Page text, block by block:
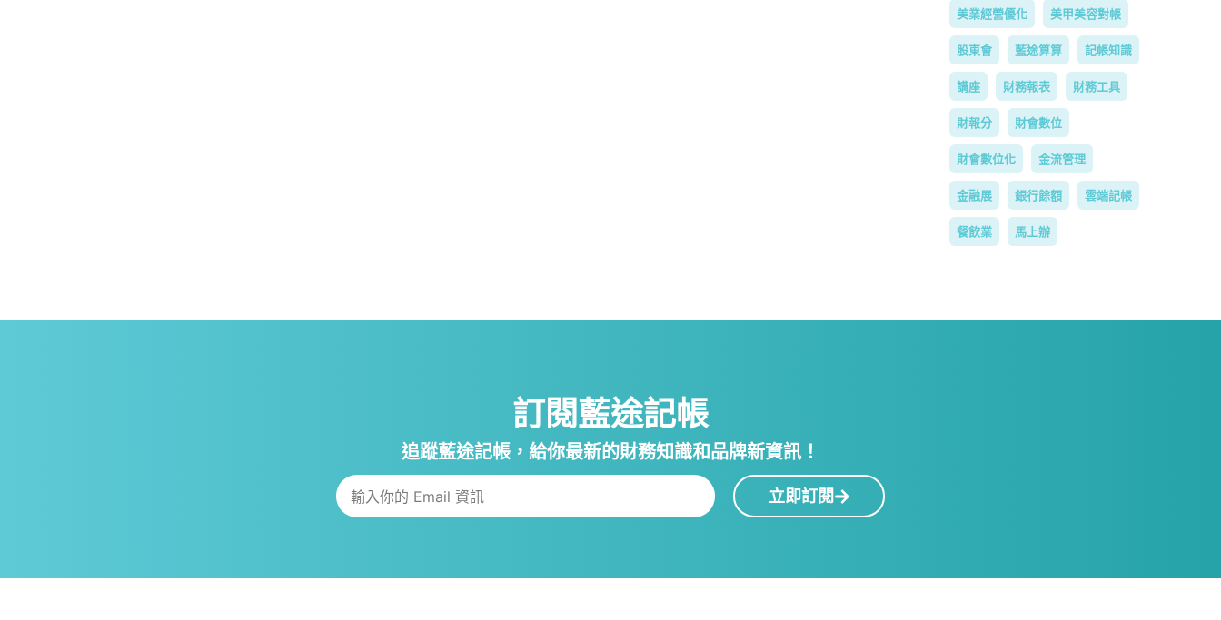
美業經營優化 美甲美容對帳
股東會 藍途算算 記帳知識
講座 財務報表 財務工具
財報分 財會數位
財會數位化 金流管理
金融展 銀行餘額 雲端記帳
餐飲業 馬上辦
訂閱藍途記帳
追蹤藍途記帳，給你最新的財務知識和品牌新資訊！
立即訂閱